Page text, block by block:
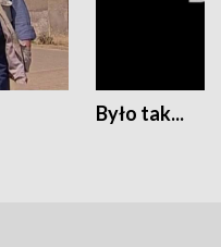
Było tak...